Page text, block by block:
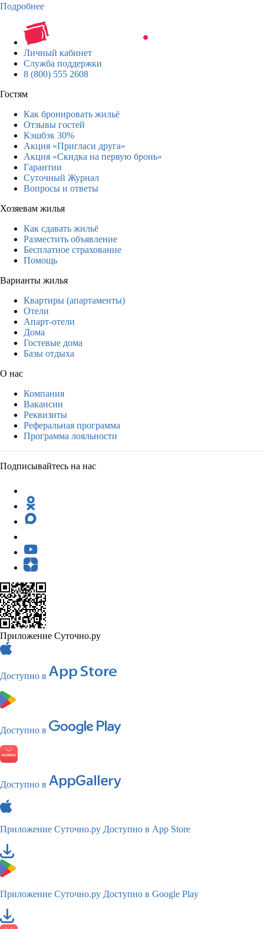
Подробнее
Личный кабинет
Служба поддержки
8 (800) 555 2608
Гостям
Как бронировать жильё
Отзывы гостей
Кэшбэк 30%
Акция «Пригласи друга»
Акция «Скидка на первую бронь»
Гарантии
Суточный Журнал
Вопросы и ответы
Хозяевам жилья
Как сдавать жильё
Разместить объявление
Бесплатное страхование
Помощь
Варианты жилья
Квартиры (апартаменты)
Отели
Апарт-отели
Дома
Гостевые дома
Базы отдыха
О нас
Компания
Вакансии
Реквизиты
Реферальная программа
Программа лояльности
Подписывайтесь на нас
Приложение Суточно.ру
Доступно в
Доступно в
Доступно в
Приложение Суточно.ру Доступно в App Store
Приложение Суточно.ру Доступно в Google Play